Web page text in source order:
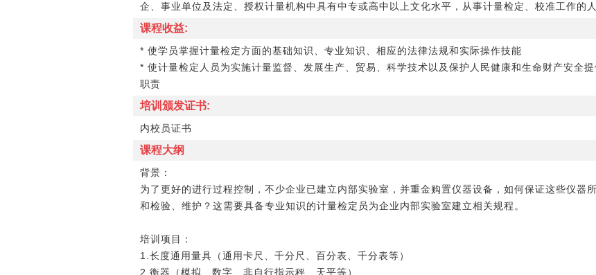
企、事业单位及法定、授权计量机构中具有中专或高中以上文化水平，从事计量检定、校准工作的
课程收益:
* 使学员掌握计量检定方面的基础知识、专业知识、相应的法律法规和实际操作技能
* 使计量检定人员为实施计量监督、发展生产、贸易、科学技术以及保护人民健康和生命财产安全
职责
培训颁发证书:
内校员证书
课程大纲
背景：
为了更好的进行过程控制，不少企业已建立内部实验室，并重金购置仪器设备，如何保证这些仪器
和检验、维护？这需要具备专业知识的计量检定员为企业内部实验室建立相关规程。
培训项目：
1.长度通用量具（通用卡尺、千分尺、百分表、千分表等）
2.衡器（模拟、数字、非自行指示秤、天平等）